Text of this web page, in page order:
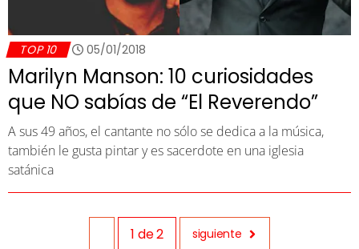
TOP 10 05/01/2018
Marilyn Manson: 10 curiosidades
que NO sabías de “El Reverendo”
A sus 49 años, el cantante no sólo se dedica a la música,
también le gusta pintar y es sacerdote en una iglesia
satánica
1 de2 siguiente